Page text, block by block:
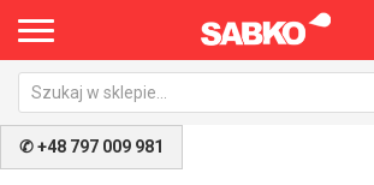
✆ +48 797 009 981